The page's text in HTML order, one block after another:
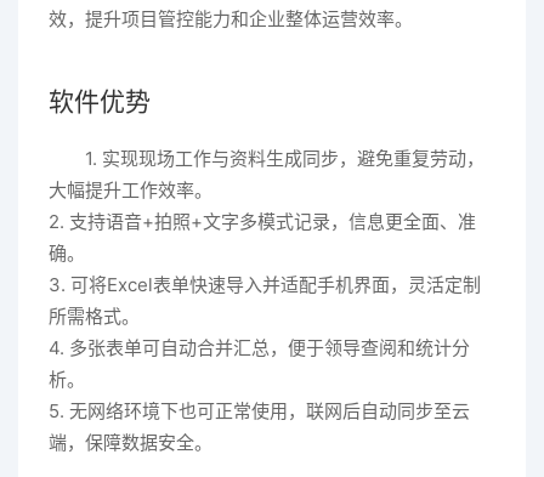
效，提升项目管控能力和企业整体运营效率。
软件优势
1. 实现现场工作与资料生成同步，避免重复劳动，
大幅提升工作效率。
2. 支持语音+拍照+文字多模式记录，信息更全面、准
确。
3. 可将Excel表单快速导入并适配手机界面，灵活定制
所需格式。
4. 多张表单可自动合并汇总，便于领导查阅和统计分
析。
5. 无网络环境下也可正常使用，联网后自动同步至云
端，保障数据安全。